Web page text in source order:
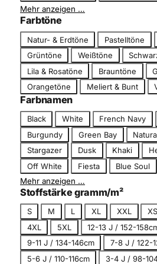
Mehr anzeigen …
Farbtöne
a
r
b
o
n
Natur- & Erdtöne Pastelltöne
Grüntöne
Weißtöne
Lila & Rosatöne
Brauntöne
Orangetöne
Meliert & Bunt
Farbnamen
a
r
b
a
m
e
Black White French Navy
Burgundy
Green Bay
Stargazer
Dusk Khaki
Off White
Fiesta
Blue Soul
Mehr anzeigen …
Stoffstärke gramm/m²
r
ö
ß
S M L XL XXL XS
4XL
5XL
12-13 J / 152-
9-11 J / 134-146cm
7-8 J / 122-
5-6 J / 110-116cm
3-4 J / 98-